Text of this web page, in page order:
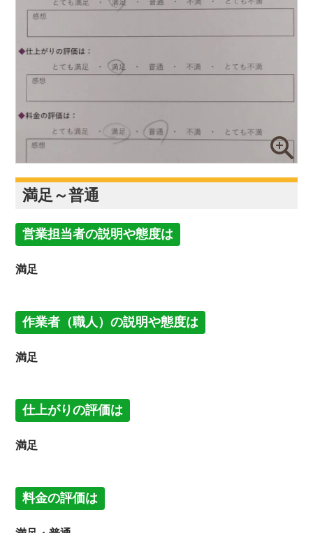
満足～普通
営業担当者の説明や態度は
満足
作業者（職人）の説明や態度は
満足
仕上がりの評価は
満足
料金の評価は